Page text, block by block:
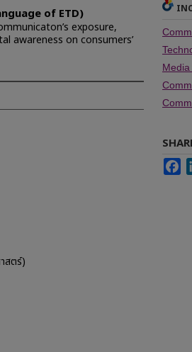
of ETD)
exposure,
awareness on consumers’
สตร์)